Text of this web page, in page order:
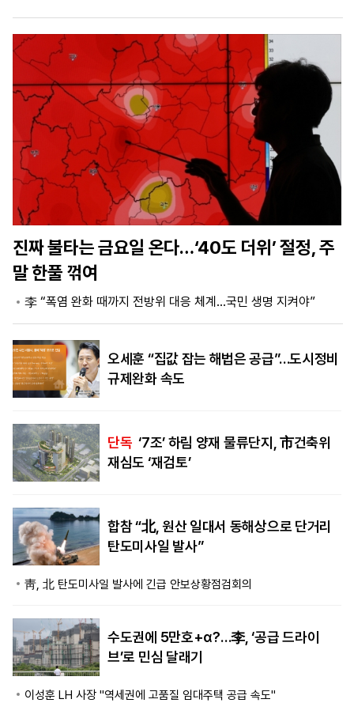
기
독
기
시
개
켓
파
워
운
세
학
동
골
프
진짜 불타는 금요일 온다…‘40도 더위’ 절정, 주
말 한풀 꺾여
李 “폭염 완화 때까지 전방위 대응 체계…국민 생명 지켜야”
오세훈 “집값 잡는 해법은 공급”…도시정비
규제완화 속도
단독 ‘7조’ 하림 양재 물류단지, 市건축위
재심도 ‘재검토’
합참 “北, 원산 일대서 동해상으로 단거리
탄도미사일 발사”
靑, 北 탄도미사일 발사에 긴급 안보상황점검회의
수도권에 5만호+α?…李, ‘공급 드라이
브’로 민심 달래기
이성훈 LH 사장 "역세권에 고품질 임대주택 공급 속도"